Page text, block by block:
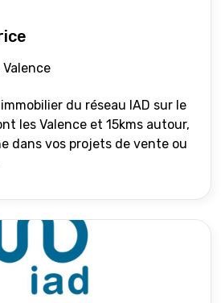
les Valence et 15kms autour,
dans vos projets de vente ou